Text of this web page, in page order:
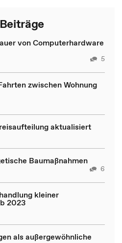
von Computerhardware
5
zwischen Wohnung
aktualisiert
Baumaßnahmen
6
kleiner
2023
als außergewöhnliche